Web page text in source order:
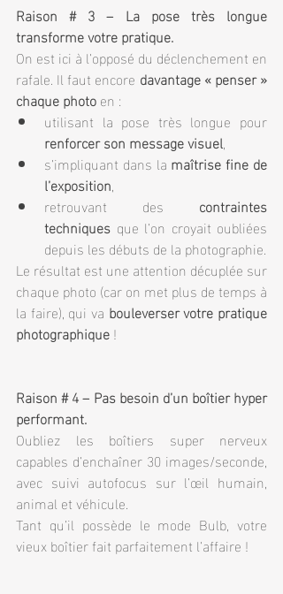
Raison # 3 – La pose très longue
transforme votre pratique.
On est ici à l’opposé du déclenchement en
rafale. Il faut encore davantage « penser »
chaque photo en :
renforcer son message visuel,
s’impliquant dans la maîtrise fine de
l’exposition,
retrouvant des contraintes
techniques que l’on croyait oubliées
depuis les débuts de la photographie.
Le résultat est une attention décuplée sur
chaque photo (car on met plus de temps à
la faire), qui va bouleverser votre pratique
photographique !
Raison # 4 – Pas besoin d’un boîtier hyper
performant.
Oubliez les boîtiers super nerveux
capables d’enchaîner 30 images/seconde,
avec suivi autofocus sur l’œil humain,
animal et véhicule.
Tant qu’il possède le mode Bulb, votre
vieux boîtier fait parfaitement l’affaire !